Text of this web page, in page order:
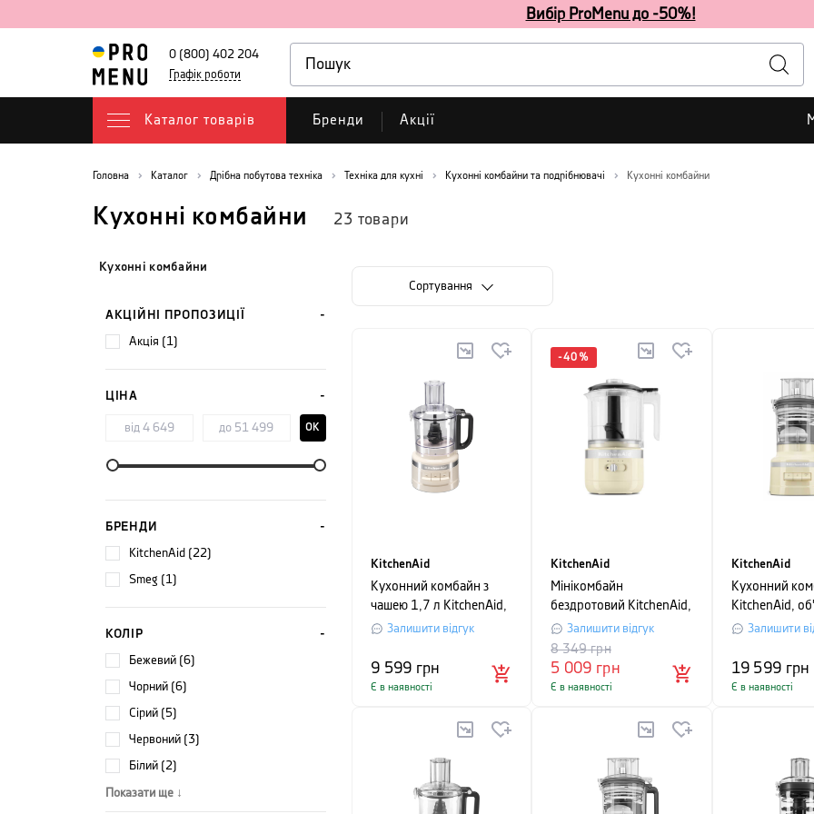
Вибір ProMenu до -50%!
0 (800) 402 204
Графік роботи
Каталог товарів Бренди Акції
Головна Каталог Дрібна побутова техніка Техніка для кухні Кухонні комбайни та подрібнювачі Кухонні комбайни
Кухонні комбайни 23 товари
Кухонні комбайни
АКЦІЙНІ ПРОПОЗИЦІЇ
акція (1)
ЦІНА
OK
БРЕНДИ
KitchenAid (22)
Smeg (1)
КОЛІР
бежевий (6)
чорний (6)
сірий (5)
червоний (3)
білий (2)
Показати ще ↓
Сортування
KitchenAid
Кухонний комбайн з
чашею 1,7 л KitchenAid,
бежевий
Залишити відгук
9 599 грн
Є в наявності
-40 %
KitchenAid
Мінікомбайн
бездротовий KitchenAid,
об'єм чаші 1,2 л,
кремовий
Залишити відгук
5 009 грн
8 349грн
Є в наявності
KitchenAid
Кухонний
KitchenAid,
3,1 л,Залишити
19 599 грн
Є в наявності